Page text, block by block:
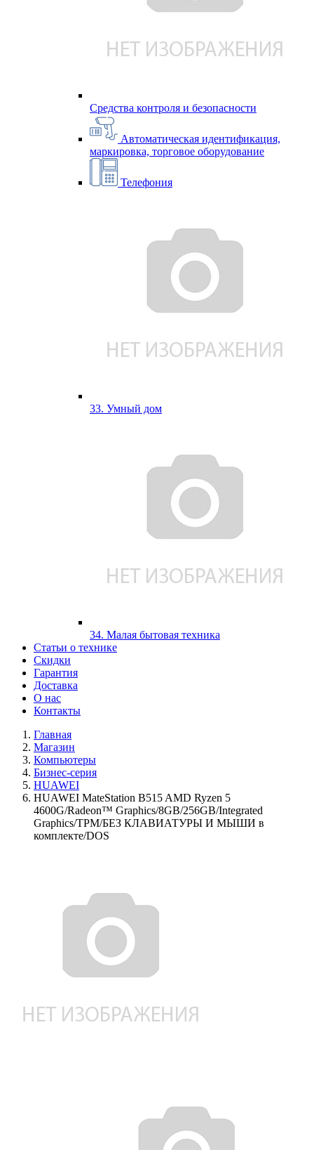
Средства контроля и безопасности
Автоматическая идентификация,
маркировка, торговое оборудование
Телефония
33. Умный дом
34. Малая бытовая техника
Статьи о технике
Скидки
Гарантия
Доставка
О нас
Контакты
Главная
Магазин
Компьютеры
Бизнес-серия
HUAWEI
HUAWEI MateStation B515 AMD Ryzen 5
4600G/Radeon™ Graphics/8GB/256GB/Integrated
Graphics/TPM/БЕЗ КЛАВИАТУРЫ И МЫШИ в
комплекте/DOS